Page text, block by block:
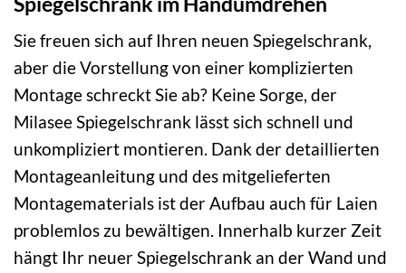
Sie freuen sich auf Ihren neuen Spiegelschrank,
aber die Vorstellung von einer komplizierten
Montage schreckt Sie ab? Keine Sorge, der
Milasee Spiegelschrank lässt sich schnell und
unkompliziert montieren. Dank der detaillierten
Montageanleitung und des mitgelieferten
Montagematerials ist der Aufbau auch für Laien
problemlos zu bewältigen. Innerhalb kurzer Zeit
hängt Ihr neuer Spiegelschrank an der Wand und